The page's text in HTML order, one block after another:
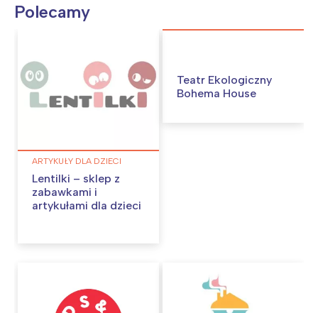
Polecamy
ARTYKUŁY DLA DZIECI
Lentilki – sklep z
zabawkami i
artykułami dla dzieci
Teatr Ekologiczny
Bohema House
Interesują mnie wydarzenia z
tego regionu:
Łódź
Trójmiasto
Poznań